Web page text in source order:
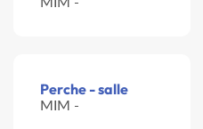
Perche - salle
MIM -